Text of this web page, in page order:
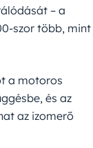
– a
szor több, mint
a motoros
és az
az izomerő